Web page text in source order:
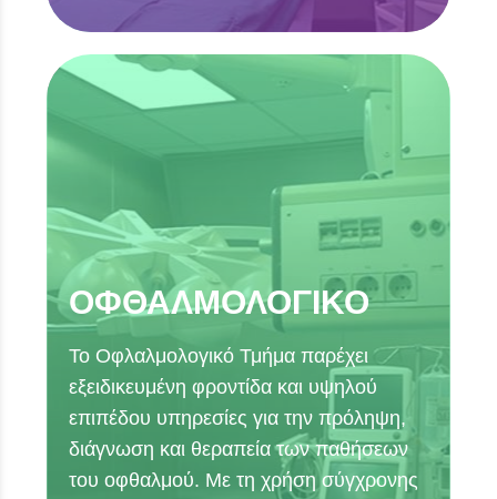
ΟΦΘΑΛΜΟΛΟΓΙΚΟ
Το Οφλαλμολογικό Τμήμα παρέχει
εξειδικευμένη φροντίδα και υψηλού
επιπέδου υπηρεσίες για την πρόληψη,
διάγνωση και θεραπεία των παθήσεων
του οφθαλμού. Με τη χρήση σύγχρονης